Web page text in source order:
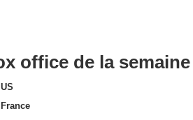
office de la semaine